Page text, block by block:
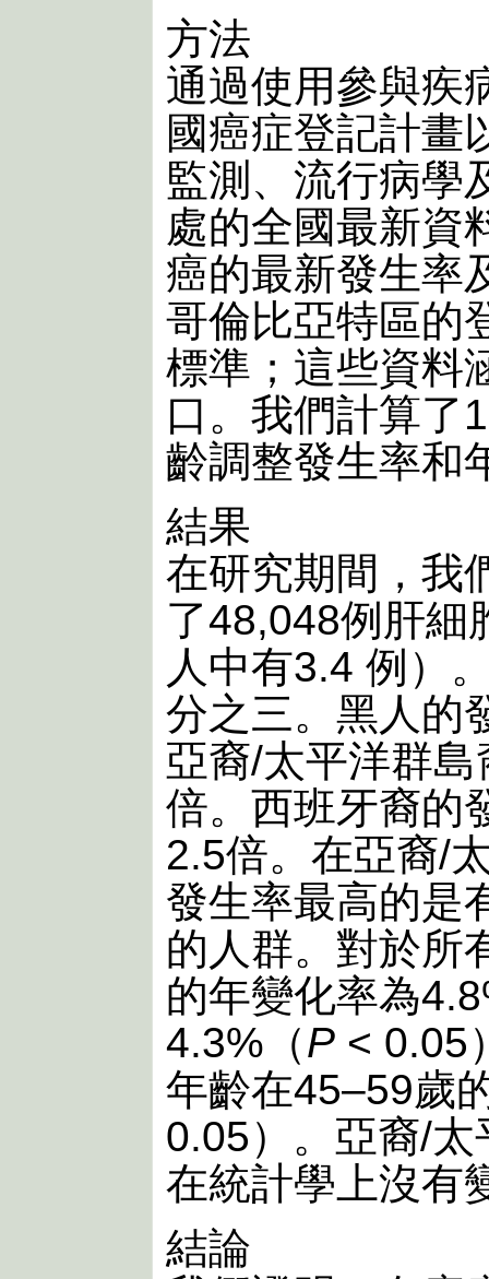
方法
通過使用參與疾
國癌症登記計畫
監測、流行病學
處的全國最新資
癌的最新發生率
哥倫比亞特區的
標準；這些資料
口。我們計算了
齡調整發生率和
結果
在研究期間，我
了48,048例肝細
人中有3.4 例）
分之三。黑人的
亞裔/太平洋群
倍。西班牙裔的
2.5倍。在亞裔/
發生率最高的是
的人群。對於所
的年變化率為
4.3%（P < 0.05
年齡在45–59歲
0.05）。亞裔/
在統計學上沒有
結論